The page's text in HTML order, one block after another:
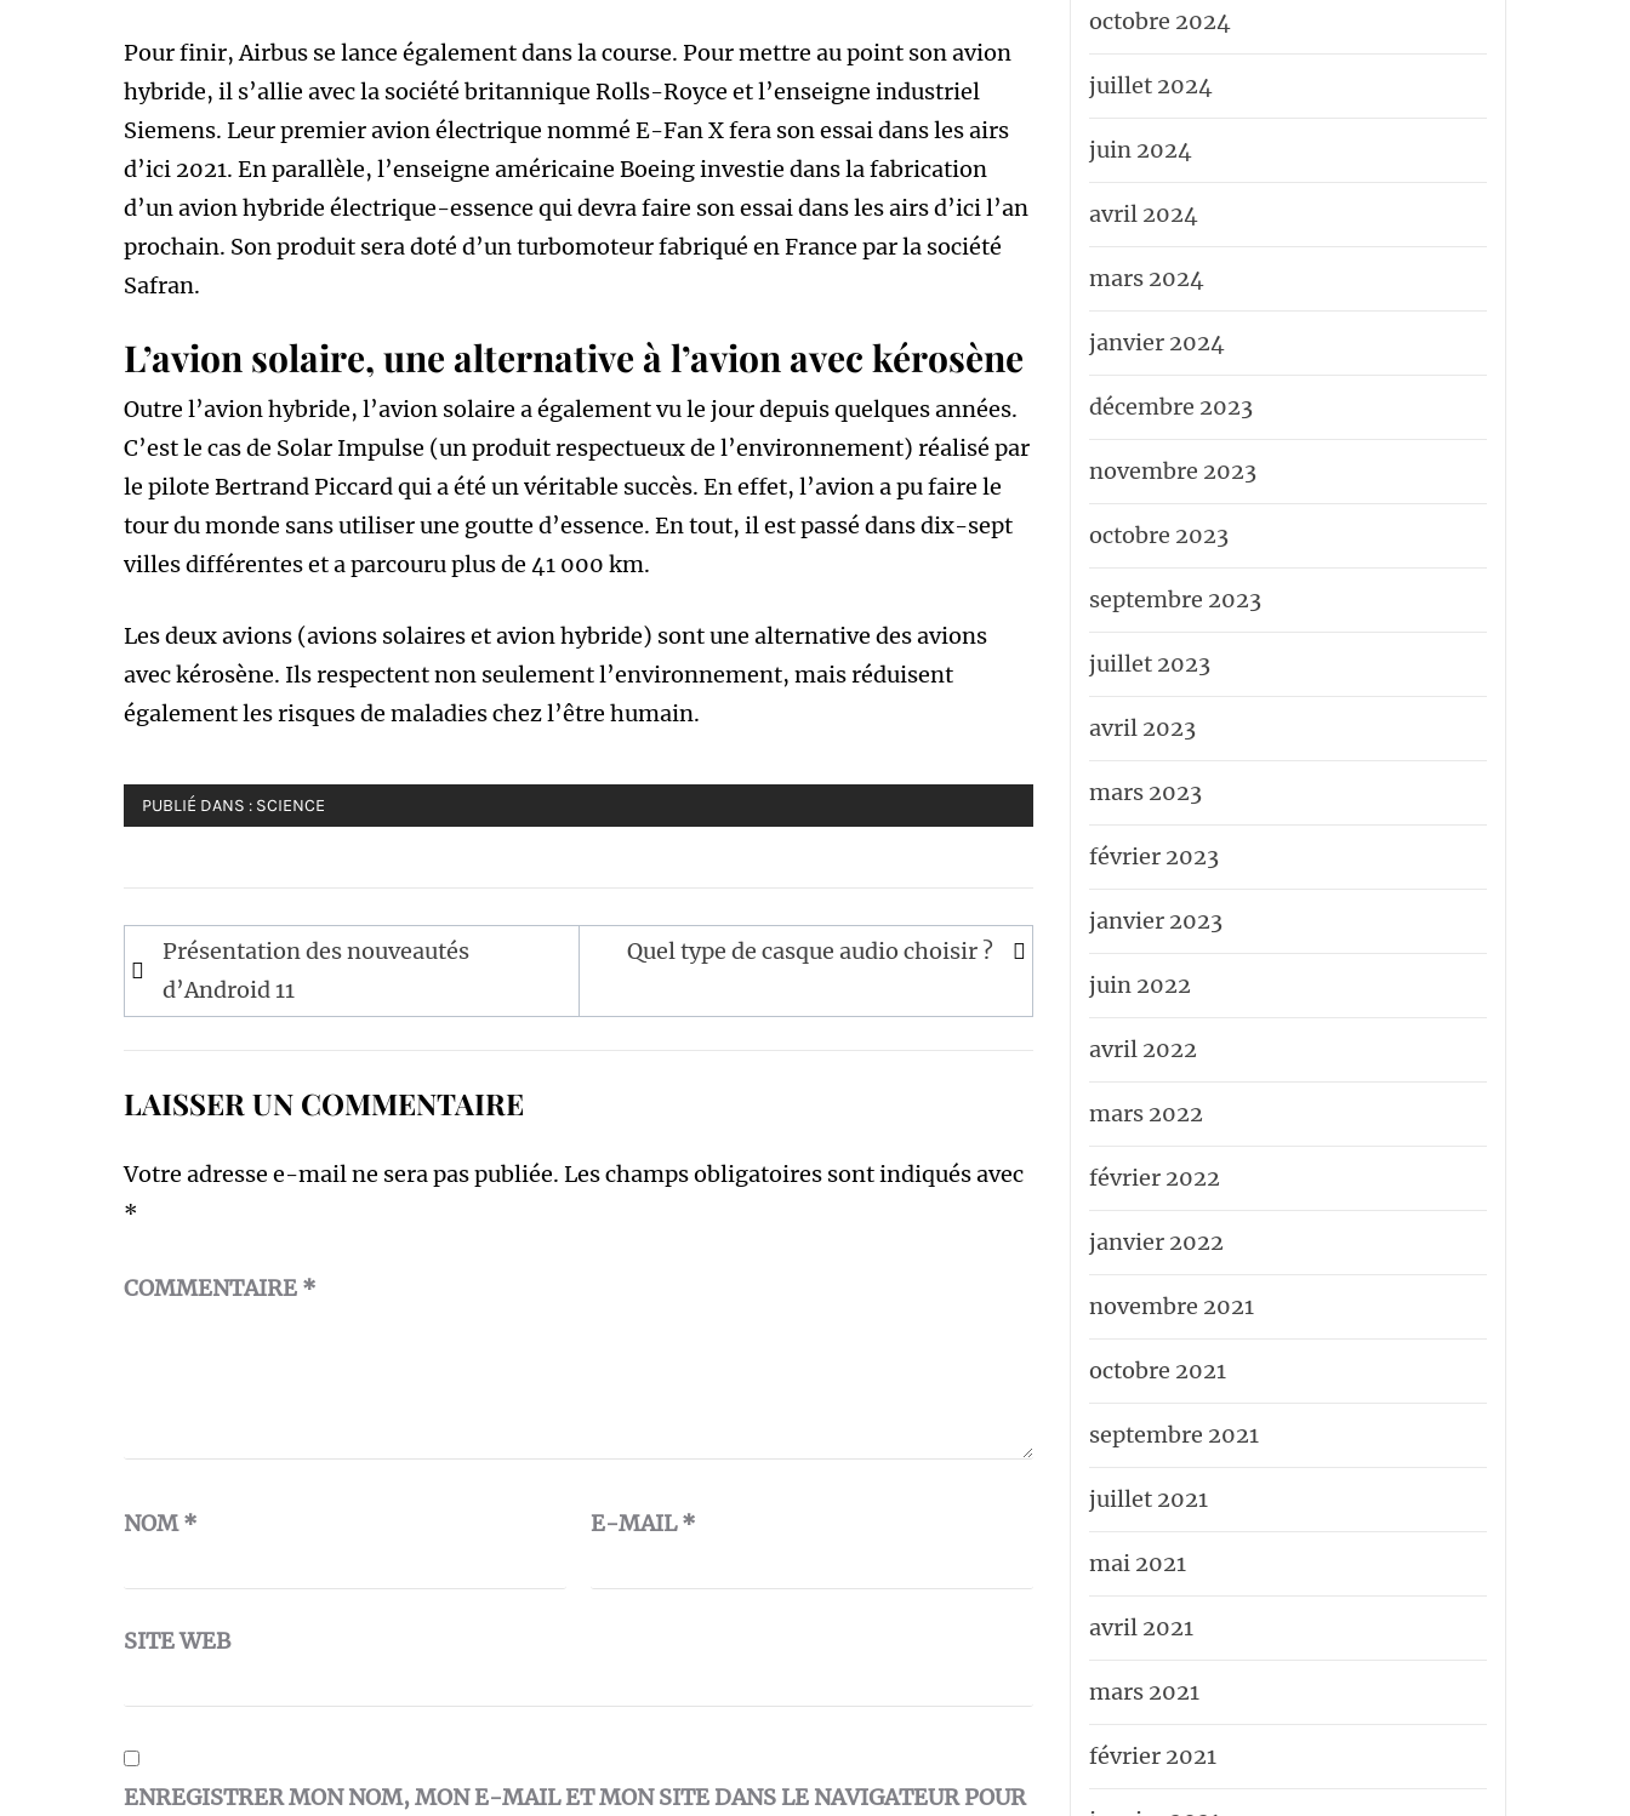
Pour finir, Airbus se lance également dans la course. Pour mettre au point son avion
hybride, il s’allie avec la société britannique Rolls-Royce et l’enseigne industriel
Siemens. Leur premier avion électrique nommé E-Fan X fera son essai dans les airs
d’ici 2021. En parallèle, l’enseigne américaine Boeing investie dans la fabrication
d’un avion hybride électrique-essence qui devra faire son essai dans les airs d’ici l’an
prochain. Son produit sera doté d’un turbomoteur fabriqué en France par la société
Safran.
L’avion solaire, une alternative à l’avion avec kérosène
Outre l’avion hybride, l’avion solaire a également vu le jour depuis quelques années.
C’est le cas de Solar Impulse (un produit respectueux de l’environnement) réalisé par
le pilote Bertrand Piccard qui a été un véritable succès. En effet, l’avion a pu faire le
tour du monde sans utiliser une goutte d’essence. En tout, il est passé dans dix-sept
villes différentes et a parcouru plus de 41 000 km.
Les deux avions (avions solaires et avion hybride) sont une alternative des avions
avec kérosène. Ils respectent non seulement l’environnement, mais réduisent
également les risques de maladies chez l’être humain.
PUBLIÉ DANS : SCIENCE
Navigation
de
l’article
Présentation des nouveautés
d’Android 11
Quel type de casque audio choisir ?
LAISSER UN COMMENTAIRE
Votre adresse e-mail ne sera pas publiée. Les champs obligatoires sont indiqués avec
*
COMMENTAIRE *
NOM* E-MAIL*
SITE WEB
ENREGISTRER MON NOM, MON E-MAIL ET MON SITE DANS LE NAVIGATEUR POUR
octobre 2024
juillet 2024
juin 2024
avril 2024
mars 2024
janvier 2024
décembre 2023
novembre 2023
octobre 2023
septembre 2023
juillet 2023
avril 2023
mars 2023
février 2023
janvier 2023
juin 2022
avril 2022
mars 2022
février 2022
janvier 2022
novembre 2021
octobre 2021
septembre 2021
juillet 2021
mai 2021
avril 2021
mars 2021
février 2021